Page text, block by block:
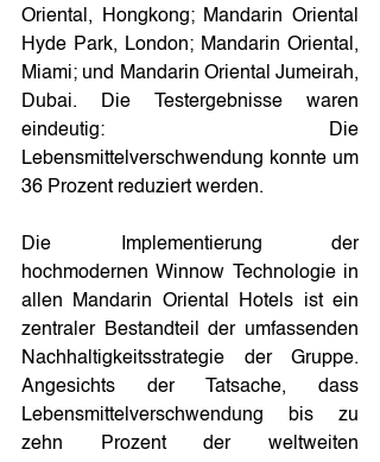
Oriental, Hongkong; Mandarin Oriental
Hyde Park, London; Mandarin Oriental,
Miami; und Mandarin Oriental Jumeirah,
Dubai. Die Testergebnisse waren
eindeutig: Die
Lebensmittelverschwendung konnte um
36 Prozent reduziert werden.
Die Implementierung der
hochmodernen Winnow Technologie in
allen Mandarin Oriental Hotels ist ein
zentraler Bestandteil der umfassenden
Nachhaltigkeitsstrategie der Gruppe.
Angesichts der Tatsache, dass
Lebensmittelverschwendung bis zu
zehn Prozent der weltweiten